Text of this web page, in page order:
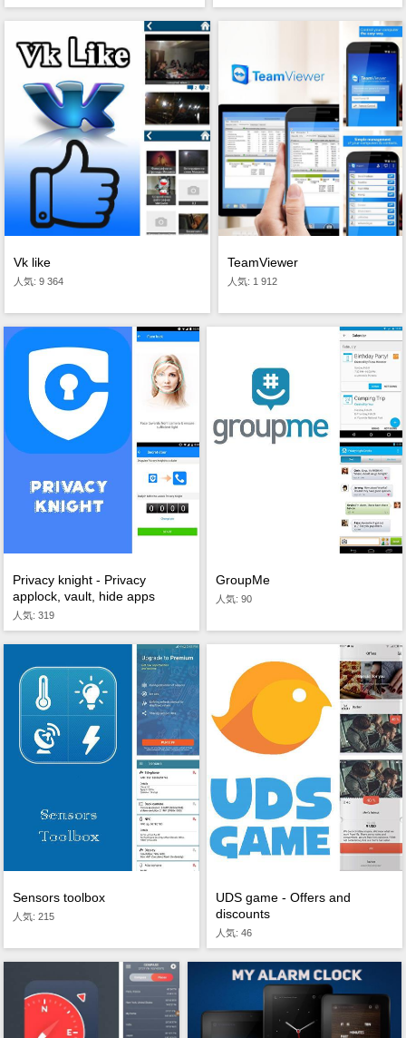
Vk like
人気: 9 364
TeamViewer
人気: 1 912
Privacy knight - Privacy
applock, vault, hide apps
人気: 319
GroupMe
人気: 90
Sensors toolbox
人気: 215
UDS game - Offers and
discounts
人気: 46